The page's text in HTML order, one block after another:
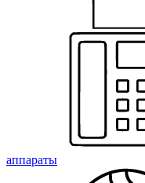
аппараты